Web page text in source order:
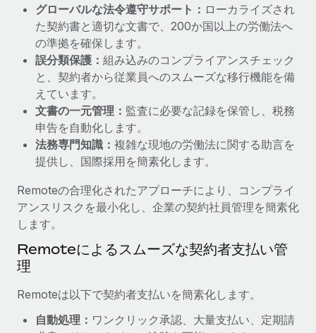
法人設立
法令順守した法人をスピーディに設立
移住・転勤
従業員の異動をスムーズに
福利厚生
従業員の福利厚生を簡単に管理
AIのパイオニアであるWeaviateは、Remoteを使
い、どのようにしてワークフォースを120%に増やした
のか
Weaviateの概要...
詳細を見る
契約社員管理
税務
ブログを読む
ブログ
Remoteの製品アップデート：GustoとXeroの統合お
プラス）
Remoteの使命は、世界のどこにいても、あらゆる規模の企業が
業務に最適な人材を採用し、管理し、給与を支給できるようにす
ることです。この数週間で、新しい統合、機能、改良点をリリー
詳細を見る
グローバルな法令遵守サポート： ローカライズされ
た契約書と適切な文書で、200か国以上の労働法へ
の準拠を確保します。
誤分類保護： 組み込みのコンプライアンスチェック
と、契約者から従業員へのスムーズな移行機能を備
えています。
文書の一元管理： 監査に必要な記録を保管し、税務
申告を自動化します。
法務専門知識： 複雑な現地の労働法に関する助言を
提供し、国際採用を簡素化します。
Remoteの合理化されたアプローチにより、コンプライ
アンスリスクを最小化し、企業の契約社員管理を簡素化
します。
Remoteによるスムーズな契約者支払い管
理
Remoteは以下で契約者支払いを簡素化します。
自動処理： ワンクリック承認、大量支払い、定期請